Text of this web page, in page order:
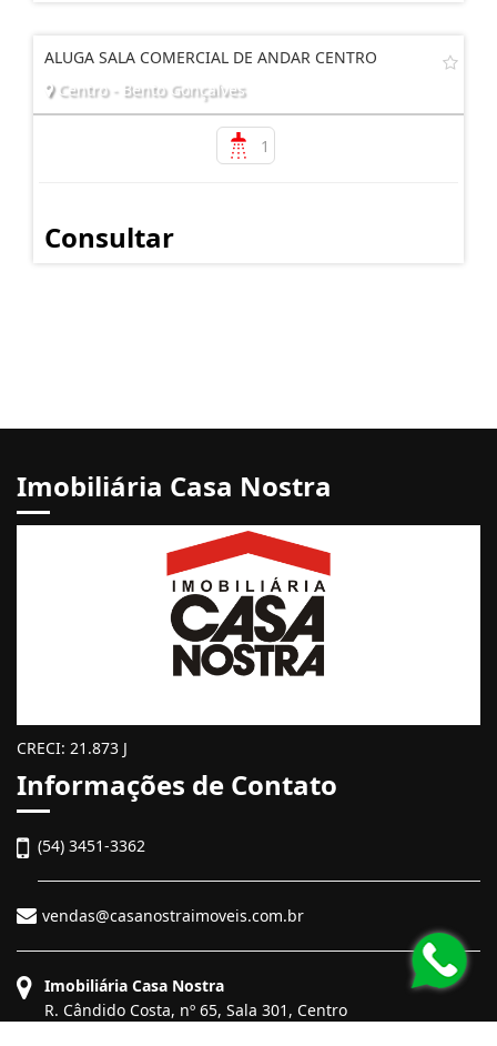
ALUGA SALA COMERCIAL DE ANDAR CENTRO
Centro - Bento Gonçalves
1
Consultar
Imobiliária Casa Nostra
CRECI: 21.873 J
Informações de Contato
(54) 3451-3362
vendas@casanostraimoveis.com.br
Imobiliária Casa Nostra
R. Cândido Costa, nº 65, Sala 301, Centro